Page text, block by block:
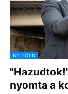
BELFÖLD
nyomta a